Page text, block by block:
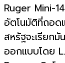
Ruger Mini-
อัตโนมัติที่ถอด
สหรัฐจะเรียก
ออกแบบโดย